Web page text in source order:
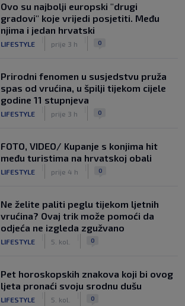
Ovo su najbolji europski "drugi
gradovi" koje vrijedi posjetiti. Među
njima i jedan hrvatski
LIFESTYLE prije 3 h 0
Prirodni fenomen u susjedstvu pruža
spas od vrućina, u špilji tijekom cijele
godine 11 stupnjeva
LIFESTYLE prije 3 h 0
FOTO, VIDEO/ Kupanje s konjima hit
među turistima na hrvatskoj obali
LIFESTYLE prije 4 h 0
Ne želite paliti peglu tijekom ljetnih
vrućina? Ovaj trik može pomoći da
odjeća ne izgleda zgužvano
LIFESTYLE 5. kol. 0
Pet horoskopskih znakova koji bi ovog
ljeta pronaći svoju srodnu dušu
LIFESTYLE 5. kol. 0